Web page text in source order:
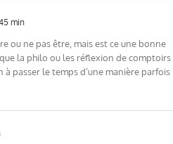
min
ou ne pas être, mais est ce une bonne
la philo ou les réflexion de comptoirs
à passer le temps d’une manière parfois